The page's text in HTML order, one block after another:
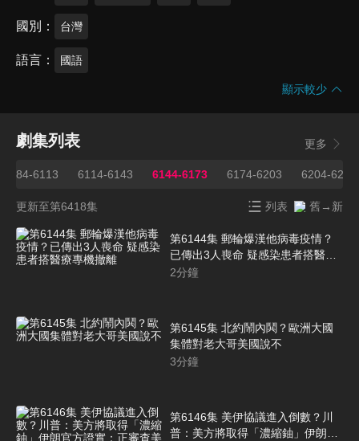
國別 台灣
語言 國語
顯示較少
劇集列表 更多
6084-6113 6114-6143 6144-6173 6174-6203 6204-6233
更新至第6418集 列表 舊→新
第6144集 郵輪爆漢他病毒疫情？
已傳出3人喪命 疑感染患者搭醫療
專機撤離
2分鐘
第6145集 北約鬧內鬨？歐洲大國
集體對老大哥美國說不
3分鐘
第6146集 美伊協議進入倒數？川
普：美方將取得「濃縮鈾」伊朗官